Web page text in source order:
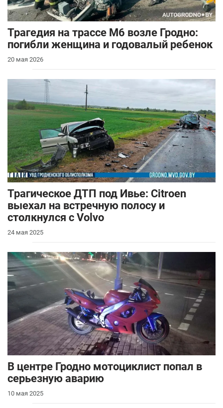
Трагедия на трассе М6 возле Гродно:
погибли женщина и годовалый ребенок
20 мая 2026
Трагическое ДТП под Ивье: Citroen
выехал на встречную полосу и
столкнулся с Volvo
24 мая 2025
В центре Гродно мотоциклист попал в
серьезную аварию
10 мая 2025